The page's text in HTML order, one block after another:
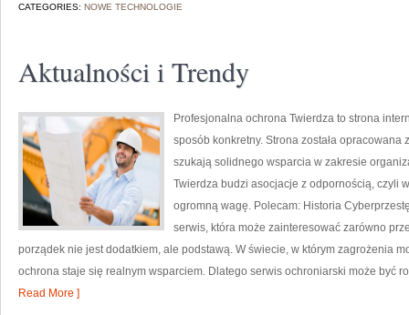
CATEGORIES: NOWE TECHNOLOGIE
Aktualności i Trendy
Profesjonalna ochrona Twierdza to strona
sposób konkretny. Strona została
szukają solidnego wsparcia w zakresie
Twierdza budzi asocjacje z odpornością, czyli
ogromną wagę. Polecam: Historia
serwis, która może zainteresować zarówno
porządek nie jest dodatkiem, ale podstawą. W świecie, w którym zagrożenia
ochrona staje się realnym wsparciem. Dlatego serwis ochroniarski może być
Read More ]